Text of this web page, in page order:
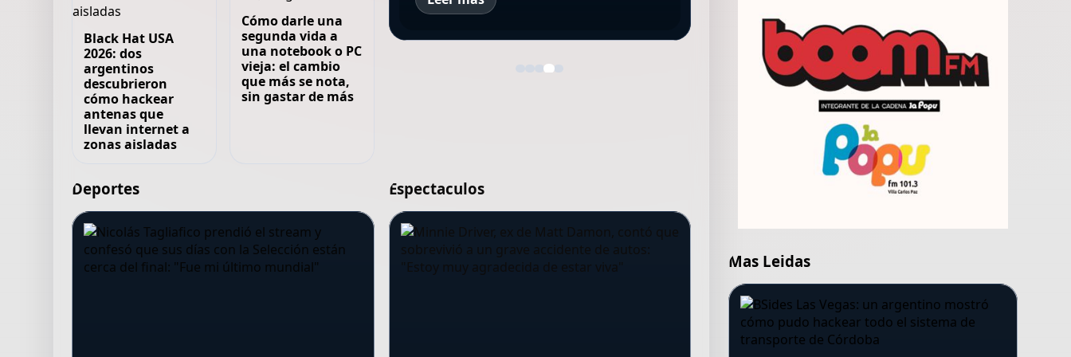
Black Hat USA
2026: dos
argentinos
descubrieron
cómo hackear
antenas que
llevan internet a
zonas aisladas
Cómo darle una
segunda vida a
una notebook o PC
vieja: el cambio
que más se nota,
sin gastar de más
Deportes Espectaculos
Mas Leidas